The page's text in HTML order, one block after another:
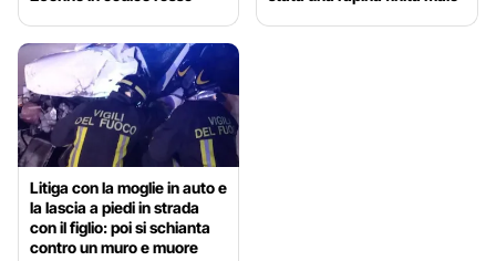
Litiga con la moglie in auto e
la lascia a piedi in strada
con il figlio: poi si schianta
contro un muro e muore